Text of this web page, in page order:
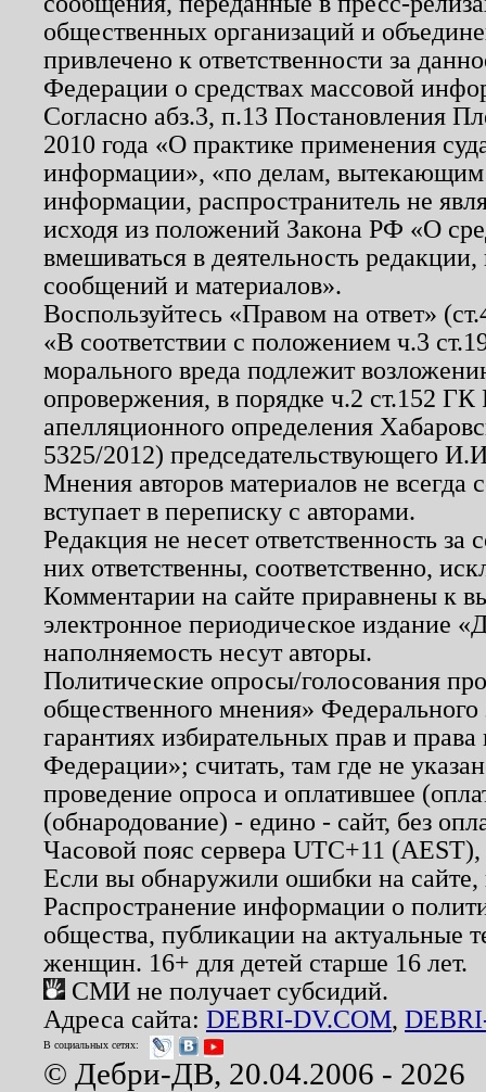
общественных организаций и
привлечено к ответственности за
Федерации о средствах массовой
Согласно абз.3, п.13 Постановления
2010 года «О практике применения
информации», «по делам, вытекающим
информации, распространитель не
исходя из положений Закона РФ «О
вмешиваться в деятельность
сообщений и материалов».
Воспользуйтесь «Правом на ответ»
«В соответствии с положением ч.3
морального вреда подлежит
опровержения, в порядке ч.2 ст.152
апелляционного определения
5325/2012) председательствующего
Мнения авторов материалов не
вступает в переписку с авторами.
Редакция не несет ответственность
них ответственны, соответственно,
Комментарии на сайте приравнены к
электронное периодическое издание
наполняемость несут авторы.
Политические опросы/голосования
общественного мнения»
гарантиях избирательных прав и
Федерации»; считать, там где не
проведение опроса и оплатившее
(обнародование) - едино - сайт, без
Часовой пояс сервера UTC+11
Если вы обнаружили ошибки на
Распространение информации о
общества, публикации на актуальные
женщин. 16+ для детей старше 16 лет.
СМИ не получает субсидий.
Адреса сайта: DEBRI-DV.COM,
В социальных сетях:
© Дебри-ДВ, 20.04.2006 - 2026